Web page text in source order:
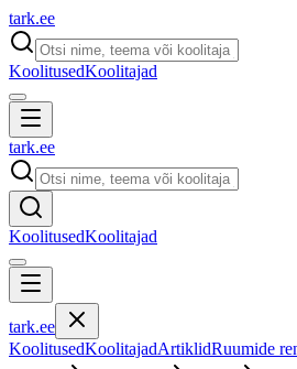
tark.ee
KoolitusedKoolitajad
tark.ee
KoolitusedKoolitajad
tark.ee
KoolitusedKoolitajadArtiklidRuumide